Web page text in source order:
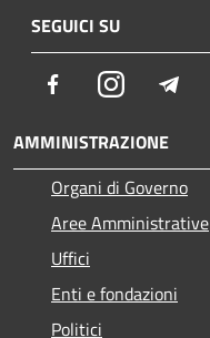
SEGUICI SU
FacebookInstagram
AMMINISTRAZIONE
Organi di Governo
Aree Amministrative
Uffici
Enti e fondazioni
Politici